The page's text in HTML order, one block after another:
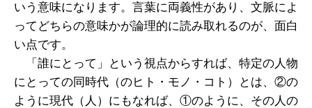
いう意味になります。言葉に両義性があり、文脈によ
ってどちらの意味かが論理的に読み取れるのが、面白
い点です。
「誰にとって」という視点からすれば、特定の人物
にとっての同時代（のヒト・モノ・コト）とは、②の
ように現代（人）にもなれば、①のように、その人の